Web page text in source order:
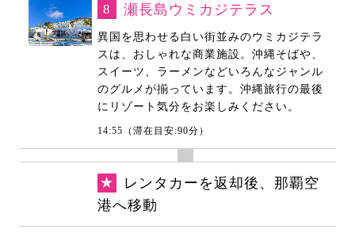
8 瀬長島ウミカジテラス
異国を思わせる白い街並みのウミカジテラ
スは、おしゃれな商業施設。沖縄そばや、
スイーツ、ラーメンなどいろんなジャンル
のグルメが揃っています。沖縄旅行の最後
にリゾート気分をお楽しみください。
14:55（滞在目安:90分）
★
レンタカーを返却後、那覇空
港へ移動